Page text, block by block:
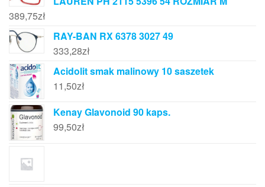
389,75zł
RAY-BAN RX 6378 3027 49
333,28zł
Acidolit smak malinowy 10 saszetek
11,50zł
Kenay Glavonoid 90 kaps.
99,50zł